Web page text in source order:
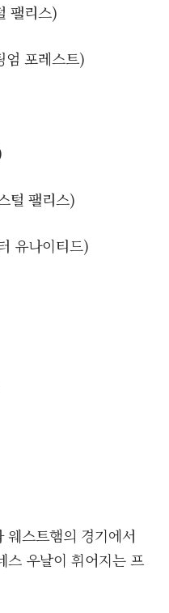
팰리스)
엄 포레스트)
털 팰리스)
유나이티드)
웨스트햄의 경기에서
스 우날이 휘어지는 프